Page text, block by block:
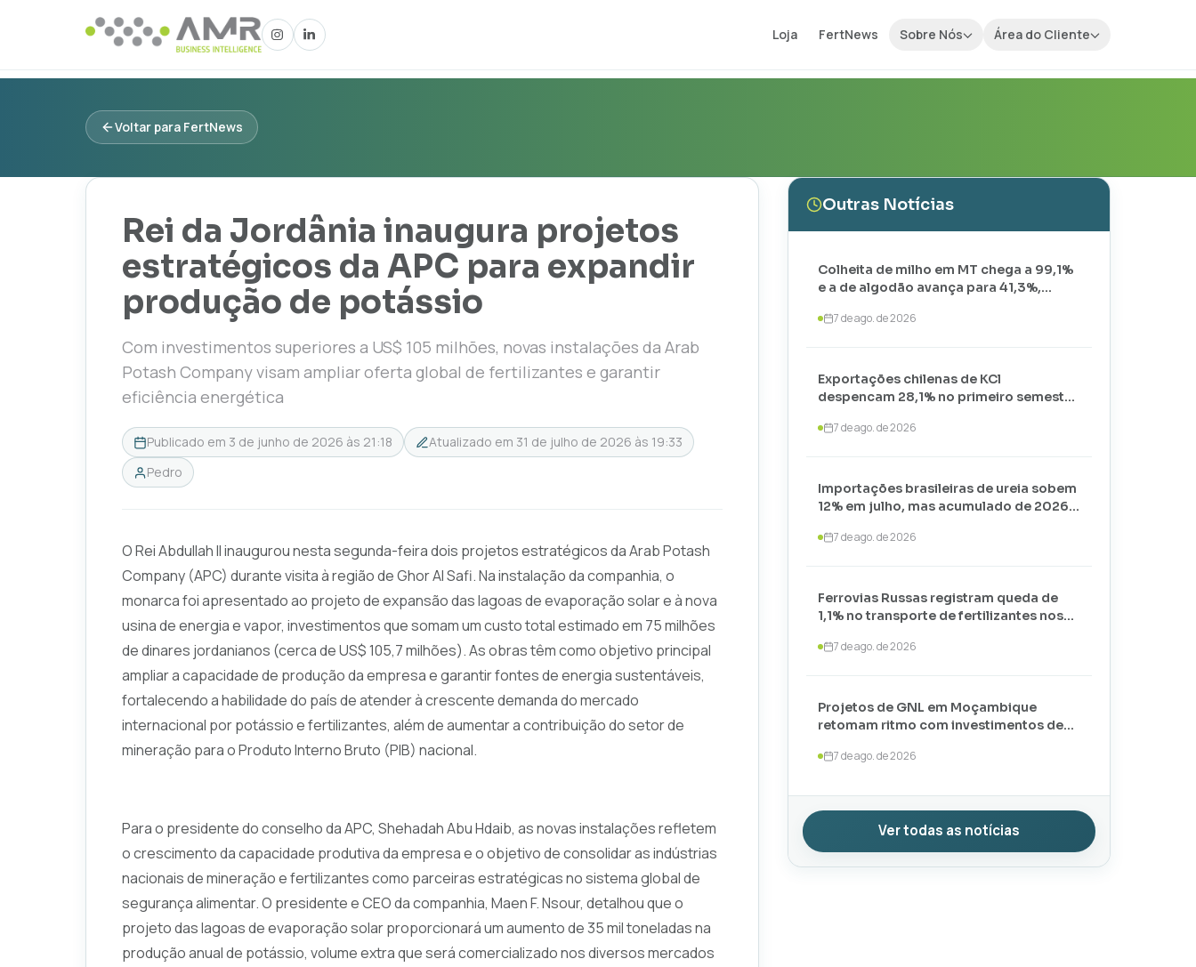
Loja FertNews Sobre Nós Área do Cliente
Voltar para FertNews
Rei da Jordânia inaugura projetos
estratégicos da APC para expandir
produção de potássio
Com investimentos superiores a US$ 105 milhões, novas instalações da Arab
Potash Company visam ampliar oferta global de fertilizantes e garantir
eficiência energética
Publicado em 3 de junho de 2026 às 21:18 Atualizado em 31 de julho de 2026 às 19:33
Pedro
O Rei Abdullah II inaugurou nesta segunda-feira dois projetos estratégicos da Arab Potash
Company (APC) durante visita à região de Ghor Al Safi. Na instalação da companhia, o
monarca foi apresentado ao projeto de expansão das lagoas de evaporação solar e à nova
usina de energia e vapor, investimentos que somam um custo total estimado em 75 milhões
de dinares jordanianos (cerca de US$ 105,7 milhões). As obras têm como objetivo principal
ampliar a capacidade de produção da empresa e garantir fontes de energia sustentáveis,
fortalecendo a habilidade do país de atender à crescente demanda do mercado
internacional por potássio e fertilizantes, além de aumentar a contribuição do setor de
mineração para o Produto Interno Bruto (PIB) nacional.
Para o presidente do conselho da APC, Shehadah Abu Hdaib, as novas instalações refletem
o crescimento da capacidade produtiva da empresa e o objetivo de consolidar as indústrias
nacionais de mineração e fertilizantes como parceiras estratégicas no sistema global de
segurança alimentar. O presidente e CEO da companhia, Maen F. Nsour, detalhou que o
projeto das lagoas de evaporação solar proporcionará um aumento de 35 mil toneladas na
produção anual de potássio, volume extra que será comercializado nos diversos mercados
Outras Notícias
Colheita de milho em MT chega a 99,1%
e a de algodão avança para 41,3%,
7 de ago. de 2026
Exportações chilenas de KCl
despencam 28,1% no primeiro semestre
toneladas
7 de ago. de 2026
Importações brasileiras de ureia sobem
12% em julho, mas acumulado de 2026
7 de ago. de 2026
Ferrovias Russas registram queda de
1,1% no transporte de fertilizantes nos
7 de ago. de 2026
Projetos de GNL em Moçambique
retomam ritmo com investimentos de
TotalEnergies e ExxonMobil
7 de ago. de 2026
Ver todas as notícias